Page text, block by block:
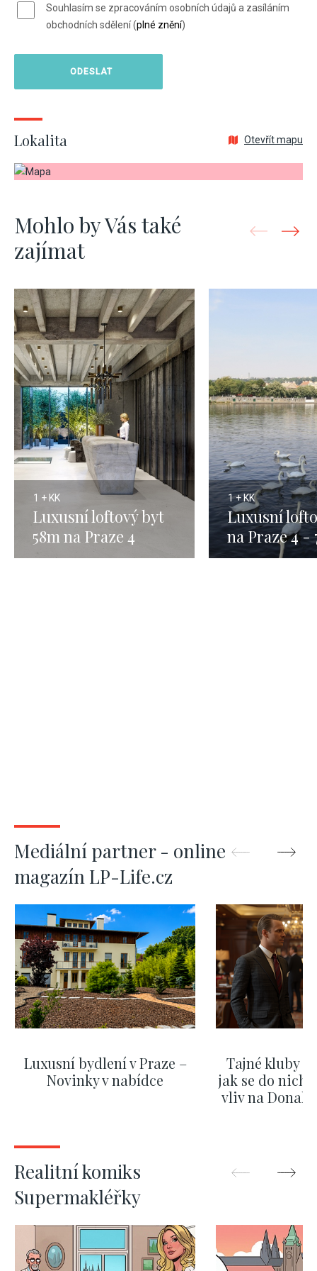
Souhlasím se zpracováním osobních údajů a zasíláním
obchodních sdělení (plné znění)
Lokalita Otevřít mapu
Mohlo by Vás také
zajímat
1 + KK
Luxusní loftový byt
58m na Praze 4
1 + KK
Luxusní
na Praze 4 -
Mediální partner - online
magazín LP-Life.cz
Luxusní bydlení v Praze –
Novinky v nabídce
Tajné kluby
jak se do nich
vliv na
Realitní komiks
Supermakléřky